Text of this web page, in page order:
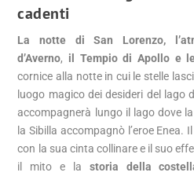
cadenti
La notte di San Lorenzo,
d’Averno, il Tempio di Apollo e
cornice alla notte in cui le stelle
luogo magico dei desideri del lago
accompagnerà lungo il lago dove
la Sibilla accompagnò l’eroe Enea.
con la sua cinta collinare e il suo
il mito e la storia della